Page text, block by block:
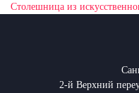
Столешница из
2-й Верхний